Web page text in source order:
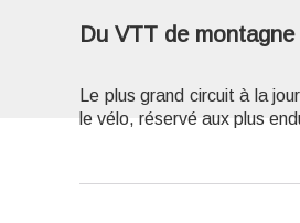
Du VTT de
Le plus grand circuit à la
le vélo, réservé aux plus